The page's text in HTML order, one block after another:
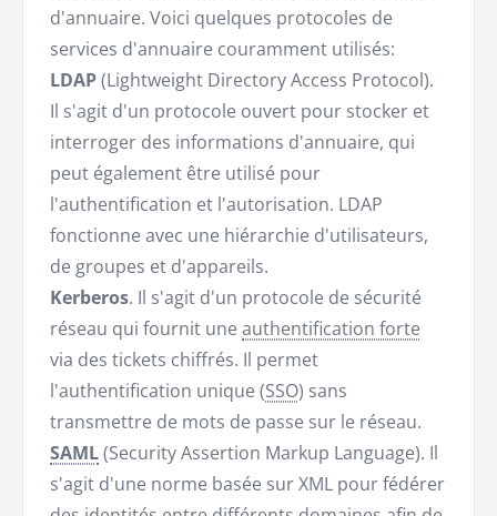
d'annuaire. Voici quelques protocoles de
services d'annuaire couramment utilisés:
LDAP(Lightweight Directory Access Protocol).
Il s'agit d'un protocole ouvert pour stocker et
interroger des informations d'annuaire, qui
peut également être utilisé pour
l'authentification et l'autorisation. LDAP
fonctionne avec une hiérarchie d'utilisateurs,
de groupes et d'appareils.
Kerberos. Il s'agit d'un protocole de sécurité
réseau qui fournit une authentification forte
via des tickets chiffrés. Il permet
l'authentification unique (SSO) sans
transmettre de mots de passe sur le réseau.
SAML(Security Assertion Markup Language). Il
s'agit d'une norme basée sur XML pour fédérer